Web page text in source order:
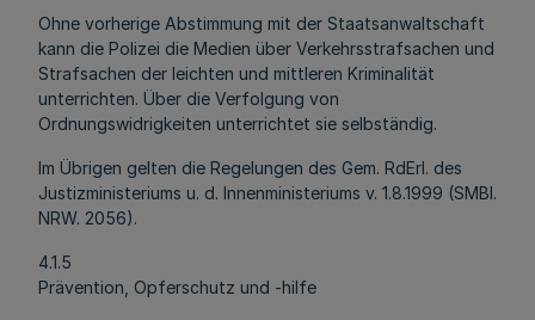
Ohne vorherige Abstimmung mit der Staatsanwaltschaft
kann die Polizei die Medien über Verkehrsstrafsachen und
Strafsachen der leichten und mittleren Kriminalität
unterrichten. Über die Verfolgung von
Ordnungswidrigkeiten unterrichtet sie selbständig.
Im Übrigen gelten die Regelungen des Gem. RdErl. des
Justizministeriums u. d. Innenministeriums v. 1.8.1999 (SMBl.
NRW. 2056).
4.1.5
Prävention, Opferschutz und -hilfe